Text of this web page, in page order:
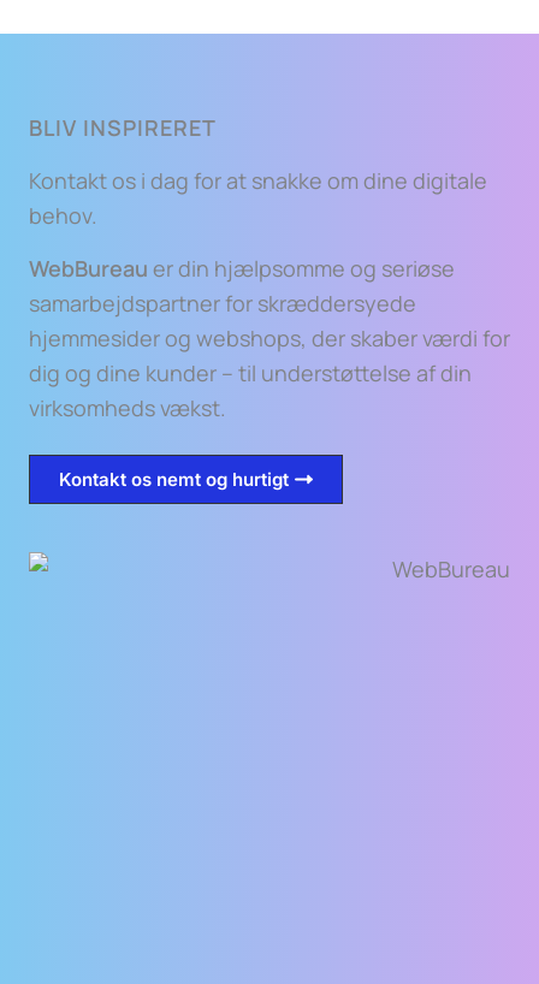
BLIV INSPIRERET
Kontakt os i dag for at snakke om dine digitale
behov.
WebBureau er din hjælpsomme og seriøse
samarbejdspartner for skræddersyede
hjemmesider og webshops, der skaber værdi for
dig og dine kunder – til understøttelse af din
virksomheds vækst.
Kontakt os nemt og hurtigt